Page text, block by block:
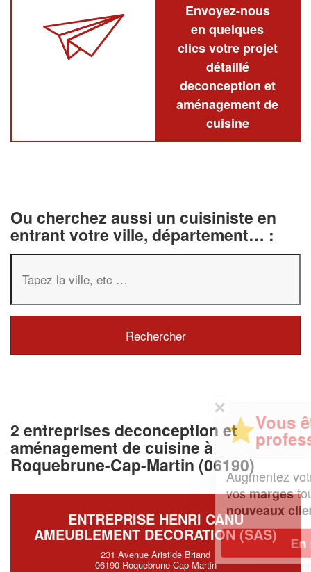
Envoyez-nous
en quelques
clics votre projet
détaillé
deconception et
aménagement de
cuisine
Ou cherchez aussi un cuisiniste en
entrant votre ville, département… :
2 entreprises deconception et
aménagement de cuisine à
Roquebrune-Cap-Martin (06190)
ENTREPRISE HENRI CANU
AMEUBLEMENT DECORATION (SAS)
231 Avenue Aristide Briand
06190 Roquebrune-Cap-Martin
Vous êtes un
professionnel ?
Augmentez votrechiffre d'affaireset
vosmargestout en gagnant de
nouveaux clients
En savoir plus